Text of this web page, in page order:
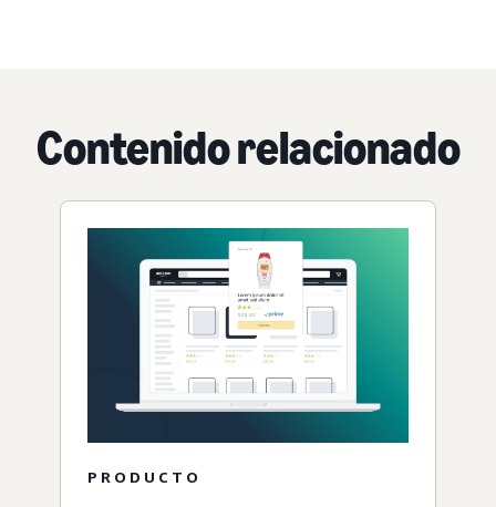
Contenido relacionado
PRODUCTO